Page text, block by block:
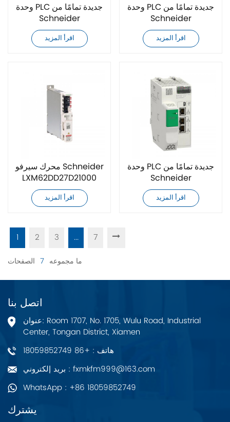
وحدة PLC جديدة تمامًا من
Schneider
TSXMRPC007M
اقرأ المزيد
وحدة PLC جديدة تمامًا من
Schneider
BMEP582040
اقرأ المزيد
محرك سيرفو Schneider
LXM62DD27D21000
جديد تمامًا
اقرأ المزيد
وحدة PLC جديدة تمامًا من
Schneider
BMEH586040
اقرأ المزيد
1 2 3 ... 7
ما مجموعه 7 الصفحات
اتصل بنا
عنوان: Room 1707, No. 1705, Wulu Road, Industrial
Center, Tongan District, Xiamen
هاتف : +86 18059852749
بريد إلكتروني : fxmkfm999@163.com
WhatsApp : +86 18059852749
يشترك